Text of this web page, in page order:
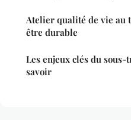
Atelier qualité de vie au
être durable
Les enjeux clés du
savoir